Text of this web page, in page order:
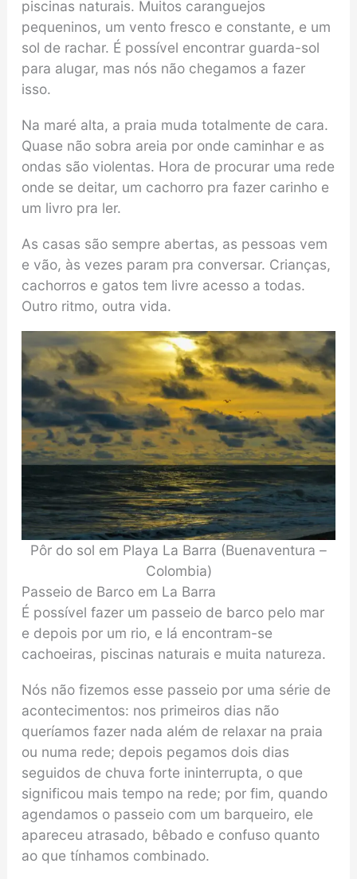
piscinas naturais. Muitos caranguejos
pequeninos, um vento fresco e constante, e um
sol de rachar. É possível encontrar guarda-sol
para alugar, mas nós não chegamos a fazer
isso.
Na maré alta, a praia muda totalmente de cara.
Quase não sobra areia por onde caminhar e as
ondas são violentas. Hora de procurar uma rede
onde se deitar, um cachorro pra fazer carinho e
um livro pra ler.
As casas são sempre abertas, as pessoas vem
e vão, às vezes param pra conversar. Crianças,
cachorros e gatos tem livre acesso a todas.
Outro ritmo, outra vida.
Pôr do sol em Playa La Barra (Buenaventura –
Colombia)
Passeio de Barco em La Barra
É possível fazer um passeio de barco pelo mar
e depois por um rio, e lá encontram-se
cachoeiras, piscinas naturais e muita natureza.
Nós não fizemos esse passeio por uma série de
acontecimentos: nos primeiros dias não
queríamos fazer nada além de relaxar na praia
ou numa rede; depois pegamos dois dias
seguidos de chuva forte ininterrupta, o que
significou mais tempo na rede; por fim, quando
agendamos o passeio com um barqueiro, ele
apareceu atrasado, bêbado e confuso quanto
ao que tínhamos combinado.